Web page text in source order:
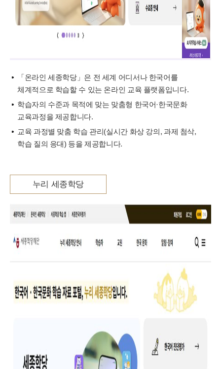
「온라인 세종학당」은 전 세계 어디서나 한국어를
체계적으로 학습할 수 있는 온라인 교육 플랫폼입니다.
학습자의 수준과 목적에 맞는 맞춤형 한국어·한국문화
교육과정을 제공합니다.
교육 과정별 맞춤 학습 관리(실시간 화상 강의, 과제 첨삭,
학습 질의 응대) 등을 제공합니다.
누리 세종학당